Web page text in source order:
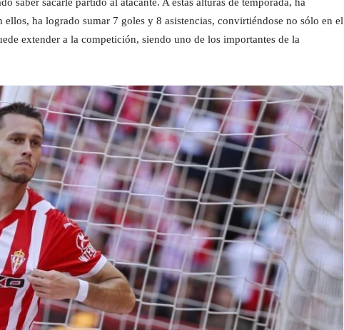
saber sacarle partido al atacante. A estas alturas de temporada, ha
ha logrado sumar 7 goles y 8 asistencias, convirtiéndose no sólo en el
extender a la competición, siendo uno de los importantes de la